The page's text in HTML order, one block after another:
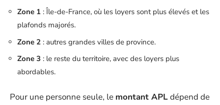
Zone 1 : Île-de-France, où les loyers sont plus élevés et les
plafonds majorés.
Zone 2 : autres grandes villes de province.
Zone 3 : le reste du territoire, avec des loyers plus
abordables.
Pour une personne seule, le montant APLdépend de